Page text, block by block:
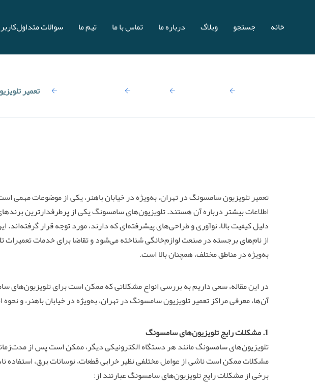
خانه جستجو وبلاگ درباره ما تماس با ما تیم ما سوالات متداولکاربر
تعمیر
تعمیر تلویزیون سامسونگ در تهران، به‌ویژه در خیابان باهنر، یکی از موضوعات
اطلاعات بیشتر درباره آن هستند. تلویزیون‌های سامسونگ یکی از پرطرفدارترین
دلیل کیفیت بالا، نوآوری و طراحی‌های پیشرفته‌ای که دارند، مورد توجه قرار گرفته‌اند.
از نام‌های برجسته در صنعت لوازم‌خانگی شناخته می‌شود و تقاضا برای خدمات تعمیرات
به‌ویژه در مناطق مختلف، همچنان بالا است.
در این مقاله، سعی داریم به بررسی انواع مشکلاتی که ممکن است برای تلویزیون‌های
آن‌ها، معرفی مراکز تعمیر تلویزیون سامسونگ در تهران، به‌ویژه در خیابان باهنر، و نحوه
1. مشکلات رایج تلویزیون‌های سامسونگ
تلویزیون‌های سامسونگ مانند هر دستگاه الکترونیکی دیگر، ممکن است پس از
مشکلات ممکن است ناشی از عوامل مختلفی نظیر خرابی قطعات، نوسانات برق،
برخی از مشکلات رایج تلویزیون‌های سامسونگ عبارتند از: